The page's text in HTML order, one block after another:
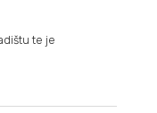
te je